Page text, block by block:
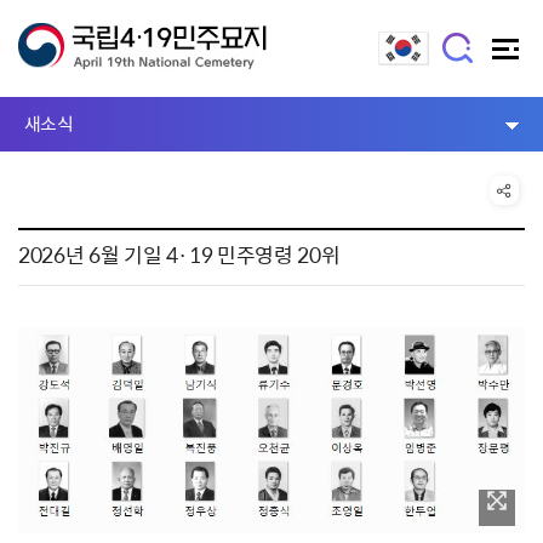
새소식
2026년 6월 기일 4·19 민주영령 20위